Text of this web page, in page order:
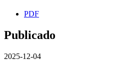
PDF
Publicado
2025-12-04